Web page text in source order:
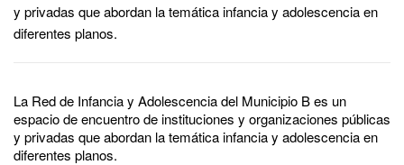
y privadas que abordan la temática infancia y adolescencia en
diferentes planos.
La Red de Infancia y Adolescencia del Municipio B es un
espacio de encuentro de instituciones y organizaciones públicas
y privadas que abordan la temática infancia y adolescencia en
diferentes planos.